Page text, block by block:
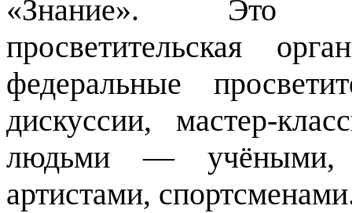
«Знание». Это
просветительская
федеральные
дискуссии, мастер-
людьми — учёными,
артистами,